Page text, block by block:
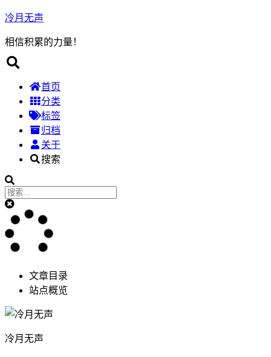
冷月无声
相信积累的力量！
首页
分类
标签
归档
关于
搜索
文章目录
站点概览
冷月无声